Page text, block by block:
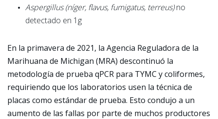
Aspergillus (níger, flavus, fumigatus, terreus)no
detectado en 1g
En la primavera de 2021, la Agencia Reguladora de la
Marihuana de Michigan (MRA) descontinuó la
metodología de prueba qPCR para TYMC y coliformes,
requiriendo que los laboratorios usen la técnica de
placas como estándar de prueba. Esto condujo a un
aumento de las fallas por parte de muchos productores